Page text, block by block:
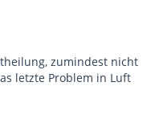
zumindest nicht
letzte Problem in Luft